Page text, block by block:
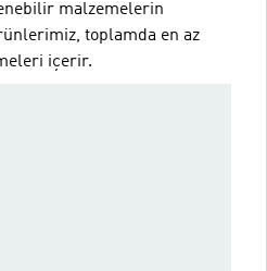
malzemelerin
toplamda en az
içerir.